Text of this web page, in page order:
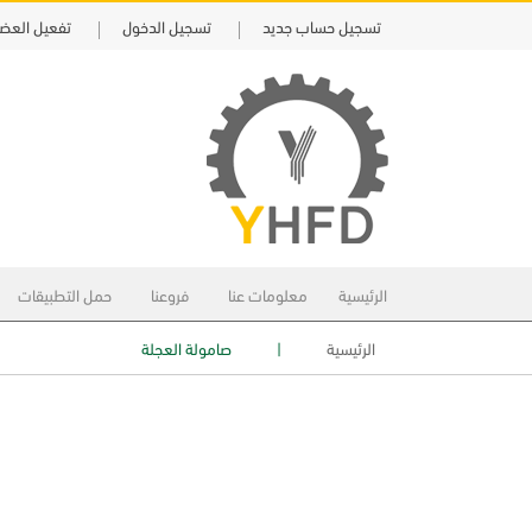
تسجيل حساب جديد تسجيل الدخول تفعيل
الرئيسية معلومات عنا فروعنا حمل التطبيقات
الرئيسية | صامولة العجلة